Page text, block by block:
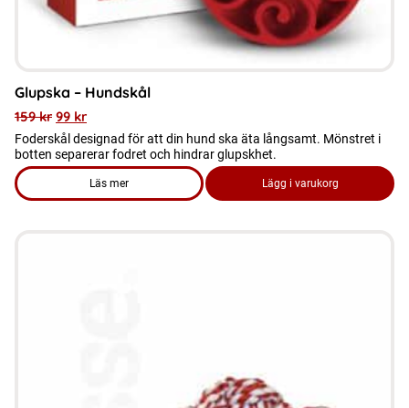
Glupska – Hundskål
159kr 99 kr
Foderskål designad för att din hund ska äta långsamt. Mönstret i
botten separerar fodret och hindrar glupskhet.
Läs mer
om produkten Glupska – Hundskål
Lägg i varukorg
produktsidan